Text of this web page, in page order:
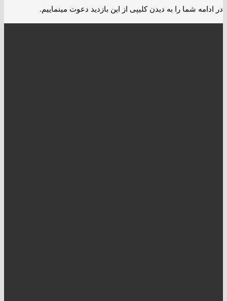
در ادامه شما را به دیدن کلیپی از این بازدید دعوت مینماییم.